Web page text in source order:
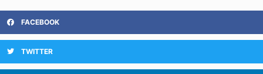
FACEBOOK
TWITTER